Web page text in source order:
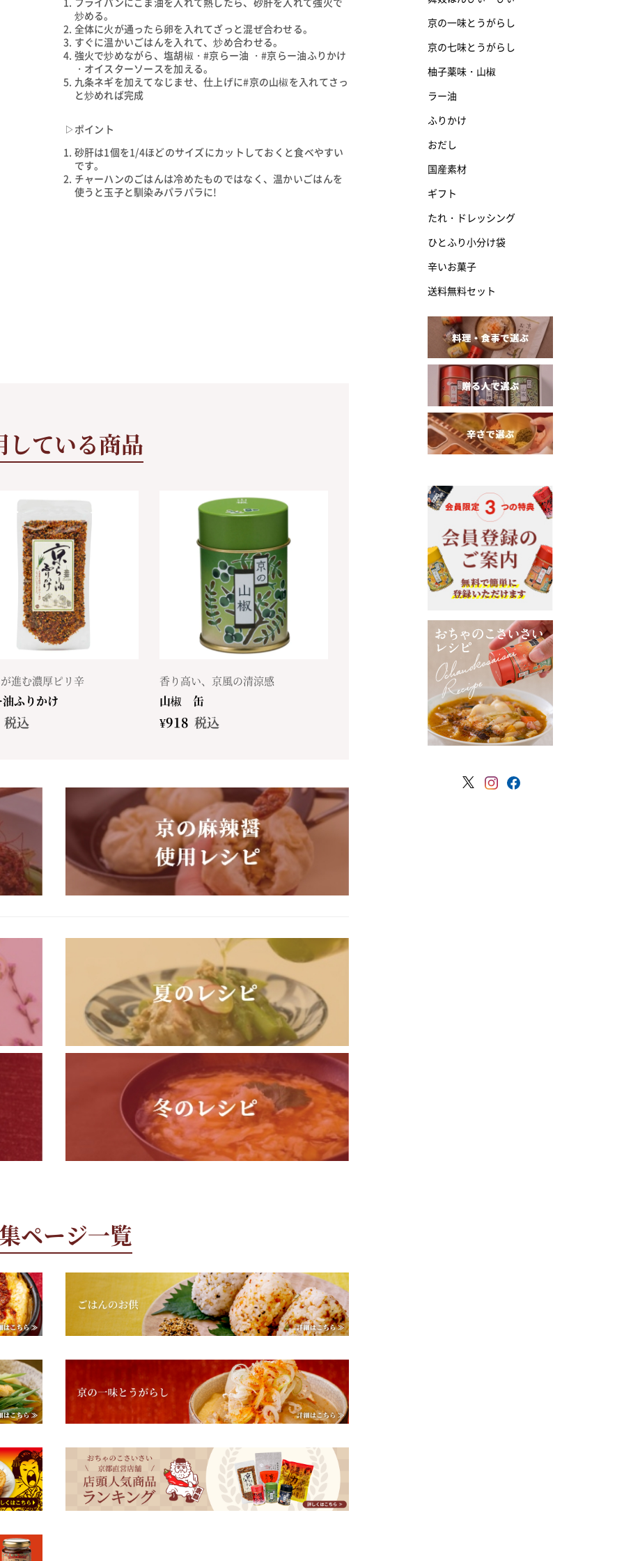
フライパンにごま油を入れて熱したら、砂肝を入れて強火で
炒める。
全体に火が通ったら卵を入れてざっと混ぜ合わせる。
すぐに温かいごはんを入れて、炒め合わせる。
強火で炒めながら、塩胡椒・#京らー油 ・#京らー油ふりかけ
・オイスターソースを加える。
九条ネギを加えてなじませ、仕上げに#京の山椒を入れてさっ
と炒めれば完成
▷ポイント
砂肝は1個を1/4ほどのサイズにカットしておくと食べやすい
です。
チャーハンのごはんは冷めたものではなく、温かいごはんを
使うと玉子と馴染みパラパラに!
している商品
進む濃厚ピリ辛
ふりかけ
税込
香り高い、京風の清涼感
山椒 缶
¥918 税込
ページ一覧
京の一味とうがらし
京の七味とうがらし
柚子薬味・山椒
ラー油
ふりかけ
おだし
国産素材
ギフト
たれ・ドレッシング
ひとふり小分け袋
辛いお菓子
送料無料セット